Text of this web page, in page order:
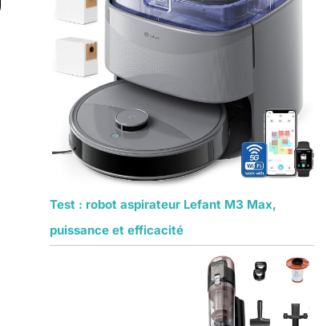
Test : robot aspirateur Lefant M3 Max,
puissance et efficacité